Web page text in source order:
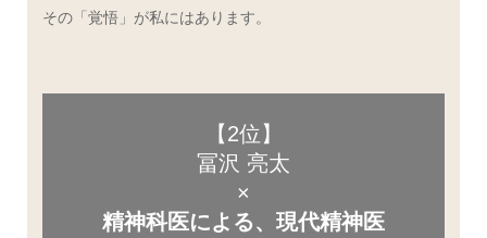
その「覚悟」が私にはあります。
【2位】
冨沢 亮太
×
精神科医による、現代精神医